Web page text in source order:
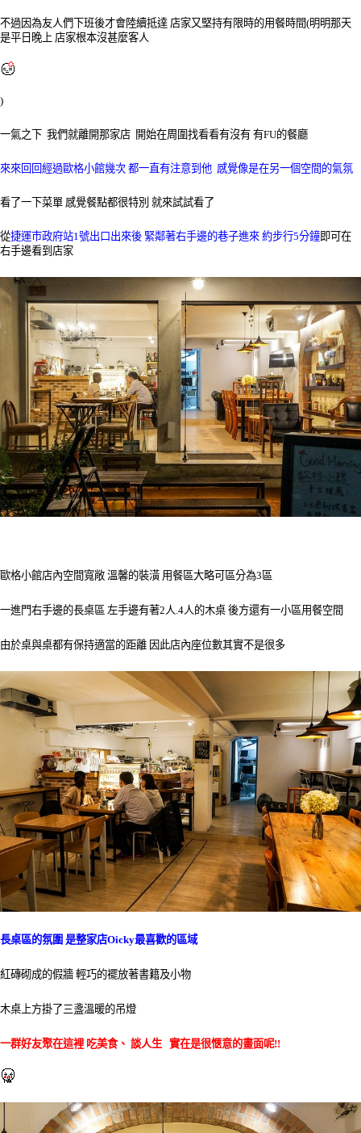
不過因為友人們下班後才會陸續抵達 店家又堅持有限時的用餐時間(明明那天
是平日晚上 店家根本沒甚麼客人
)
一氣之下 我們就離開那家店 開始在周圍找看看有沒有 有FU的餐廳
來來回回經過歐格小館幾次 都一直有注意到他 感覺像是在另一個空間的氣氛
看了一下菜單 感覺餐點都很特別 就來試試看了
從捷運市政府站1號出口出來後 緊鄰著右手邊的巷子進來 約步行5分鐘即可在
右手邊看到店家
歐格小館店內空間寬敞 溫馨的裝潢 用餐區大略可區分為3區
一進門右手邊的長桌區 左手邊有著2人.4人的木桌 後方還有一小區用餐空間
由於桌與桌都有保持適當的距離 因此店內座位數其實不是很多
長桌區的氛圍 是整家店Oicky最喜歡的區域
紅磚砌成的假牆 輕巧的襬放著書籍及小物
木桌上方掛了三盞溫暖的吊燈
一群好友聚在這裡 吃美食、 談人生 實在是很愜意的畫面呢!!